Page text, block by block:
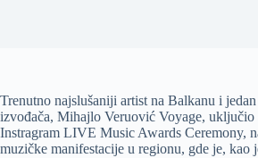
Trenutno najslušaniji artist na Balkanu i
izvođača, Mihajlo Veruović Voyage, uključio
Instragram LIVE Music Awards Ceremony,
muzičke manifestacije u regionu, gde je, kao